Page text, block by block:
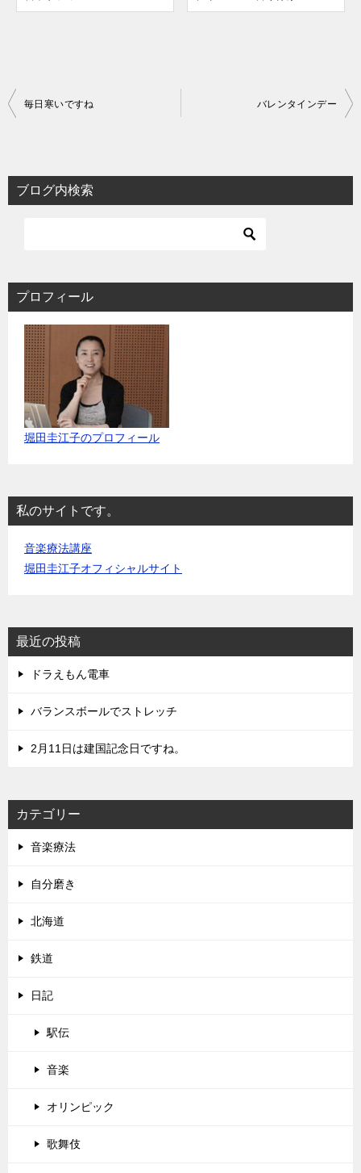
投
ビ
ゲ
ョ
ン
毎日寒いですね バレンタインデー
ブログ内検索
プロフィール
堀田圭江子のプロフィール
私のサイトです。
音楽療法講座
堀田圭江子オフィシャルサイト
最近の投稿
ドラえもん電車
バランスボールでストレッチ
2月11日は建国記念日ですね。
カテゴリー
音楽療法
自分磨き
北海道
鉄道
日記
駅伝
音楽
オリンピック
歌舞伎